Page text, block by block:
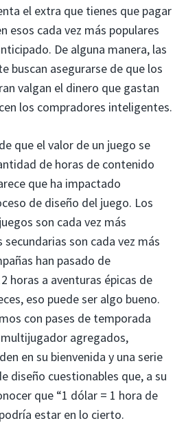
el extra que tienes que pagar
esos cada vez más populares
De alguna manera, las
buscan asegurarse de que los
valgan el dinero que gastan
los compradores inteligentes.
que el valor de un juego se
de horas de contenido
que ha impactado
de diseño del juego. Los
son cada vez más
son cada vez más
han pasado de
horas a aventuras épicas de
eso puede ser algo bueno.
con pases de temporada
agregados,
en su bienvenida y una serie
diseño cuestionables que, a su
que “1 dólar = 1 hora de
estar en lo cierto.